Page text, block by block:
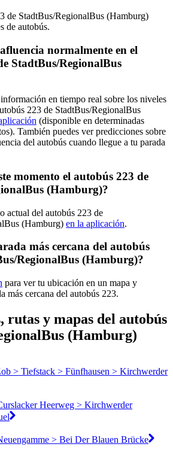
de StadtBus/RegionalBus (Hamburg)
de autobús.
normalmente en el
StadtBus/RegionalBus
en tiempo real sobre los niveles
223 de StadtBus/RegionalBus
(disponible en determinadas
También puedes ver predicciones sobre
del autobús cuando llegue a tu parada
momento el autobús 223 de
(Hamburg)?
actual del autobús 223 de
(Hamburg) en la aplicación.
más cercana del autobús
RegionalBus (Hamburg)?
para ver tu ubicación en un mapa y
más cercana del autobús 223.
rutas y mapas del autobús
(Hamburg)
> Tiefstack > Fünfhausen > Kirchwerder
Heerweg > Kirchwerder
> Bei Der Blauen Brücke